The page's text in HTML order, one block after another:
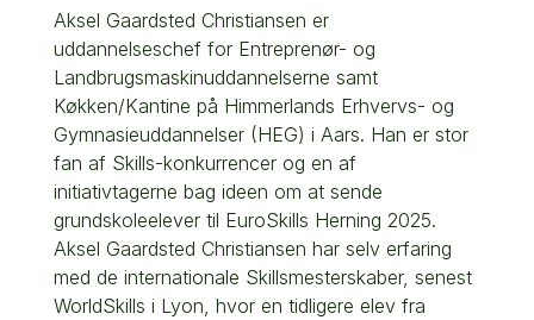
Aksel Gaardsted Christiansen er
uddannelseschef for Entreprenør- og
Landbrugsmaskinuddannelserne samt
Køkken/Kantine på Himmerlands Erhvervs- og
Gymnasieuddannelser (HEG) i Aars. Han er stor
fan af Skills-konkurrencer og en af
initiativtagerne bag ideen om at sende
grundskoleelever til EuroSkills Herning 2025.
Aksel Gaardsted Christiansen har selv erfaring
med de internationale Skillsmesterskaber, senest
WorldSkills i Lyon, hvor en tidligere elev fra